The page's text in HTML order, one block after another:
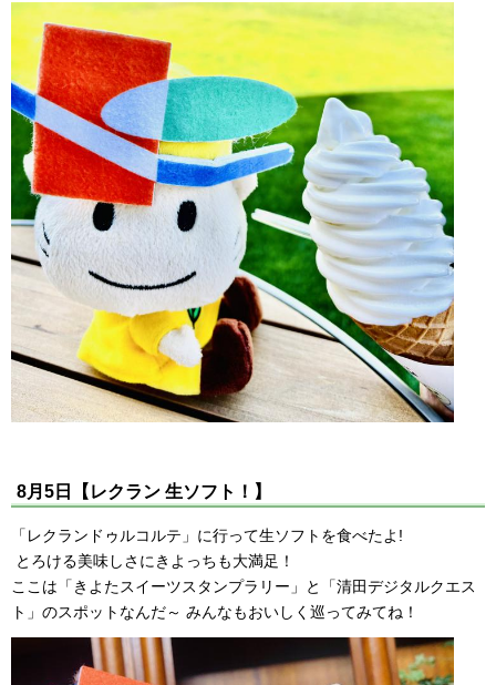
8月5日【レクラン 生ソフト！】
「レクランドゥルコルテ」に行って生ソフトを食べたよ!
とろける美味しさにきよっちも大満足！
ここは「きよたスイーツスタンプラリー」と「清田デジタルクエス
ト」のスポットなんだ～ みんなもおいしく巡ってみてね！